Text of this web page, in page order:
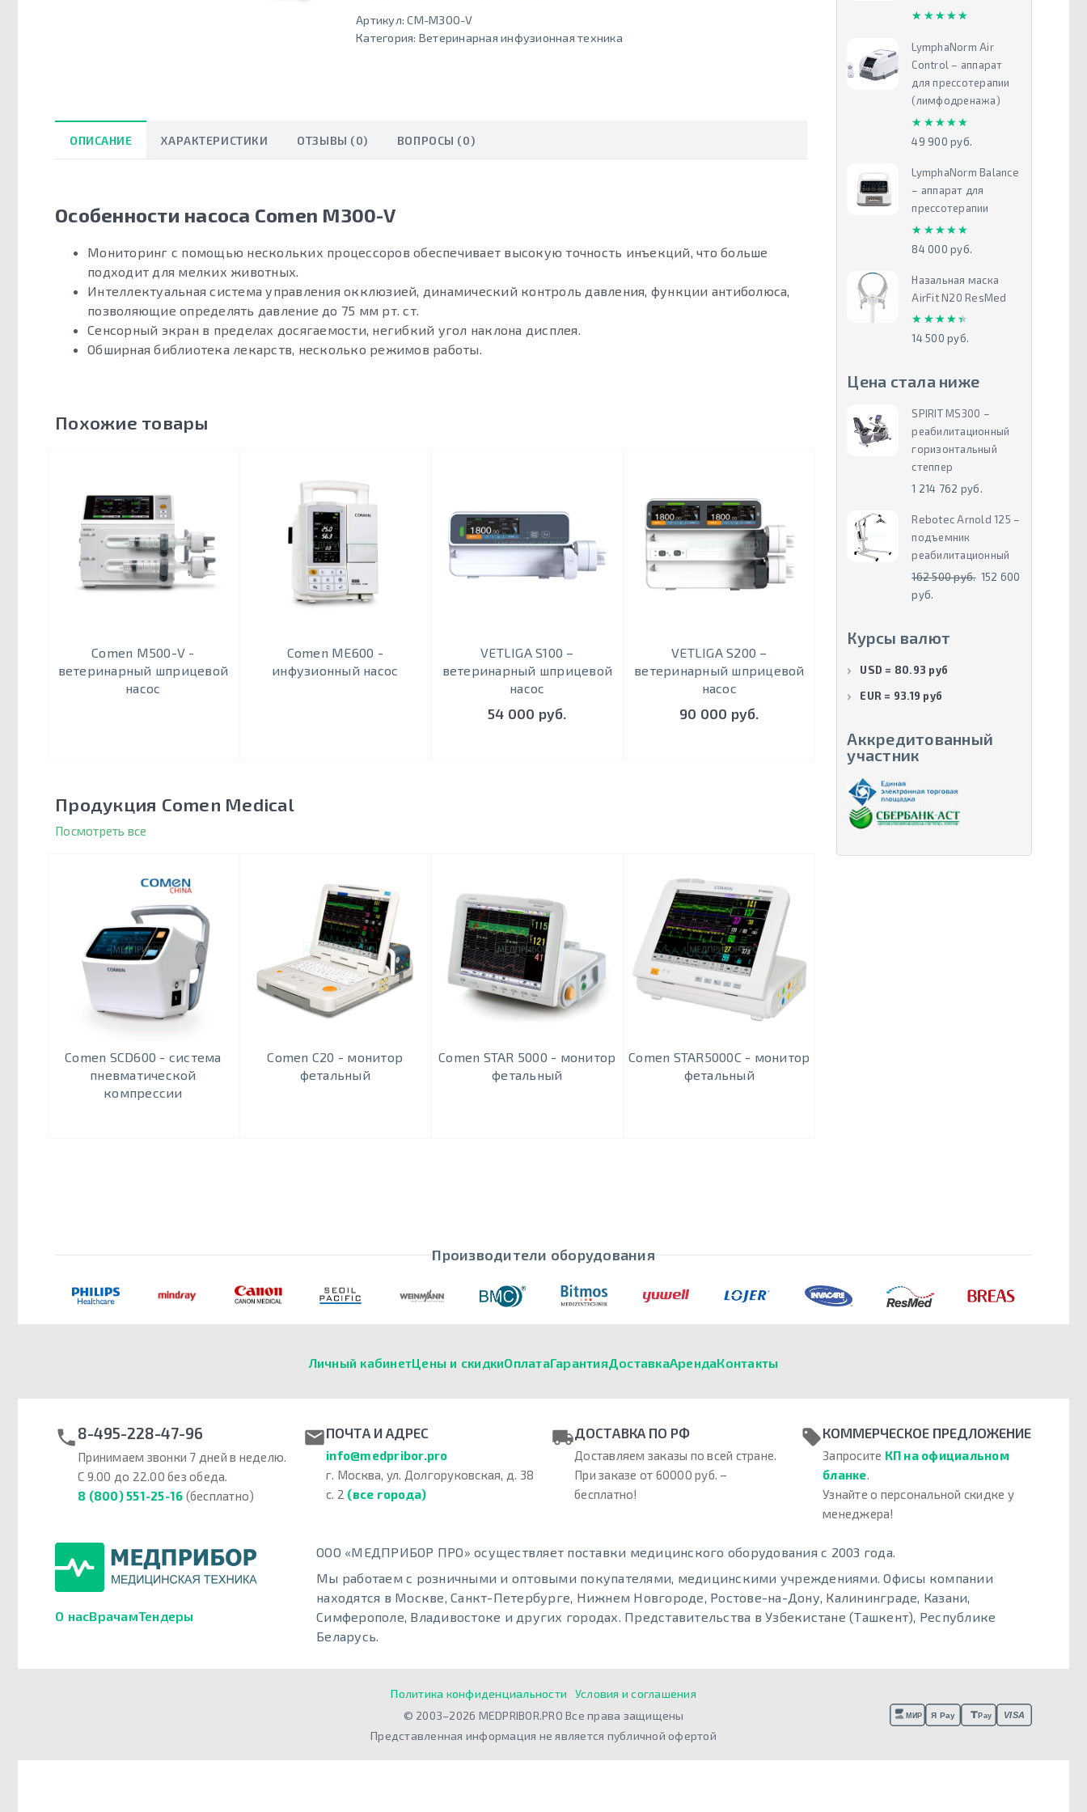
Артикул:CM-M300-V
Категория: Ветеринарная инфузионная техника
ОПИСАНИЕ ХАРАКТЕРИСТИКИ ОТЗЫВЫ (0) ВОПРОСЫ (0)
Особенности насоса Comen M300-V
Мониторинг с помощью нескольких процессоров обеспечивает высокую точность инъекций, что больше
подходит для мелких животных.
Интеллектуальная система управления окклюзией, динамический контроль давления, функции антиболюса,
позволяющие определять давление до 75 мм рт. ст.
Сенсорный экран в пределах досягаемости, негибкий угол наклона дисплея.
Обширная библиотека лекарств, несколько режимов работы.
Похожие товары
Comen M500-V -
ветеринарный шприцевой
насос
Comen ME600 -
инфузионный насос
VETLIGA S100 –
ветеринарный шприцевой
насос
54 000 руб.
VETLIGA S200 –
ветеринарный шприцевой
насос
90 000 руб.
Продукция Comen Medical
Посмотреть все
Comen SCD600 - система
пневматической
компрессии
Comen C20 - монитор
фетальный
Comen STAR 5000 - монитор
фетальный
Comen STAR5000C - монитор
фетальный
★★★★★
★★★★★
LymphaNorm Air
Control – аппарат
для прессотерапии
(лимфодренажа)
★★★★★
★★★★★
49 900 руб.
LymphaNorm Balance
– аппарат для
прессотерапии
★★★★★
★★★★★
84 000 руб.
Назальная маска
AirFit N20 ResMed
★★★★★
★★★★★
14 500 руб.
Цена стала ниже
SPIRIT MS300 –
реабилитационный
горизонтальный
степпер
1 214 762 руб.
Rebotec Arnold 125 –
подъемник
реабилитационный
162 500 руб. 152 600
руб.
Курсы валют
USD = 80.93 руб
EUR = 93.19 руб
Аккредитованный
участник
Производители оборудования
Личный кабинетЦены и скидкиОплатаГарантияДоставкаАрендаКонтакты
8-495-228-47-96
Принимаем звонки 7 дней в неделю.
С 9.00 до 22.00 без обеда.
8 (800) 551-25-16 (бесплатно)
ПОЧТА И АДРЕС
info@medpribor.pro
г. Москва, ул. Долгоруковская, д. 38
с. 2 (все города)
ДОСТАВКА ПО РФ
Доставляем заказы по всей стране.
При заказе от 60000 руб. –
бесплатно!
КОММЕРЧЕСКОЕ ПРЕДЛОЖЕНИЕ
Запросите КП на официальном
бланке.
Узнайте о персональной скидке у
менеджера!
О насВрачамТендеры
ООО «МЕДПРИБОР ПРО» осуществляет поставки медицинского оборудования с 2003 года.
Мы работаем с розничными и оптовыми покупателями, медицинскими учреждениями. Офисы компании
находятся в Москве, Санкт-Петербурге, Нижнем Новгороде, Ростове-на-Дону, Калининграде, Казани,
Симферополе, Владивостоке и других городах. Представительства в Узбекистане (Ташкент), Республике
Беларусь.
Политика конфиденциальности
Условия и соглашения
© 2003–2026 MEDPRIBOR.PRO Все права защищены
Представленная информация не является публичной офертой
МИР Я Pay Pay VISA